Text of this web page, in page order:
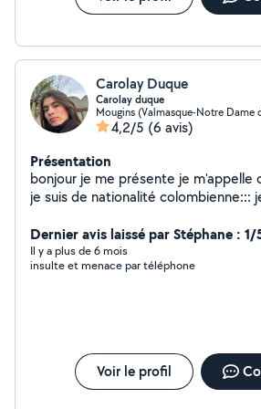
Carolay Duque
Carolay duque
Mougins (Valmasque-Notre Dame
4,2/5 (6 avis)
Présentation
bonjour je me présente je m'appelle carolay
je suis de nationalité colombienne:::
sérieuse motivée et discrète a l'entretien de votre
maison
Dernier avis laissé par Stéphane : 1/
Il y a plus de 6 mois
insulte et menace par téléphone
Voir le profil